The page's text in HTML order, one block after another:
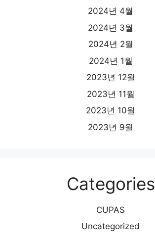
2024년 4월
2024년 3월
2024년 2월
2024년 1월
2023년 12월
2023년 11월
2023년 10월
2023년 9월
Categories
CUPAS
Uncategorized